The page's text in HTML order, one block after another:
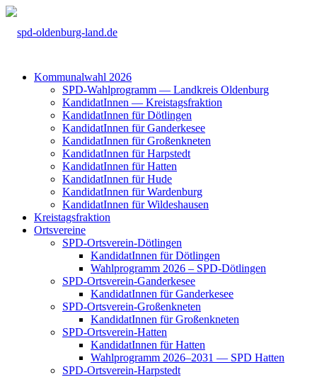
Kom­mu­nal­wahl 2026
SPD-Wahl­pro­gramm — Land­kreis Olden­burg
Kan­di­da­tIn­nen — Kreis­tags­frak­ti­on
Kan­di­da­tIn­nen für Döt­lin­gen
Kan­di­da­tIn­nen für Gan­der­ke­see
Kan­di­da­tIn­nen für Groß­enkne­ten
Kan­di­da­tIn­nen für Harp­s­tedt
Kan­di­da­tIn­nen für Hat­ten
Kan­di­da­tIn­nen für Hude
Kan­di­da­tIn­nen für War­den­burg
Kan­di­da­tIn­nen für Wil­des­hau­sen
Kreis­tags­frak­ti­on
Orts­ver­ei­ne
SPD-Orts­­ver­­ein-Döt­­lin­­gen
Kan­di­da­tIn­nen für Döt­lin­gen
Wahl­pro­gramm 2026 – SPD-Döt­lin­gen
SPD-Orts­­ver­­ein-Gan­­der­ke­­see
Kan­di­da­tIn­nen für Gan­der­ke­see
SPD-Orts­­ver­­ein-Gro­ß­en­k­ne­­ten
Kan­di­da­tIn­nen für Groß­enkne­ten
SPD-Orts­­ver­­ein-Hat­­ten
Kan­di­da­tIn­nen für Hat­ten
Wahl­pro­gramm 2026–2031 — SPD Hat­ten
SPD-Orts­­ver­­ein-Har­p­s­tedt